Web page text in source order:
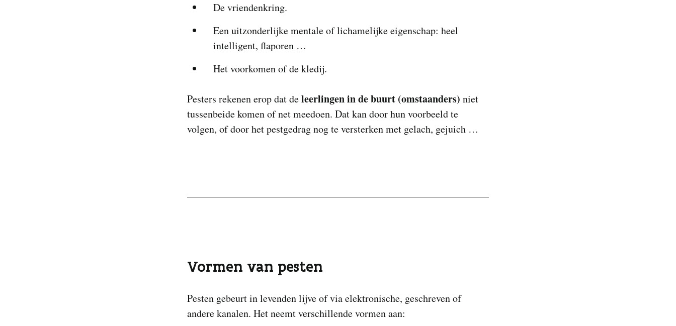
De vriendenkring.
Een uitzonderlijke mentale of lichamelijke eigenschap: heel
intelligent, flaporen …
Het voorkomen of de kledij.
Pesters rekenen erop dat deleerlingen in de buurt (omstaanders) niet
tussenbeide komen of net meedoen. Dat kan door hun voorbeeld te
volgen, of door het pestgedrag nog te versterken met gelach, gejuich …
Vormen van pesten
Pesten gebeurt in levenden lijve of via elektronische, geschreven of
andere kanalen. Het neemt verschillende vormen aan: